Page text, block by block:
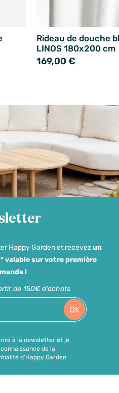
Rideau de douche
LINOS 180x200 cm
169,00 €
Happy Garden et recevezun
valable sur votre première
!
de 150€ d'achats
OK
à la newsletter et je
de la
d'Happy Garden